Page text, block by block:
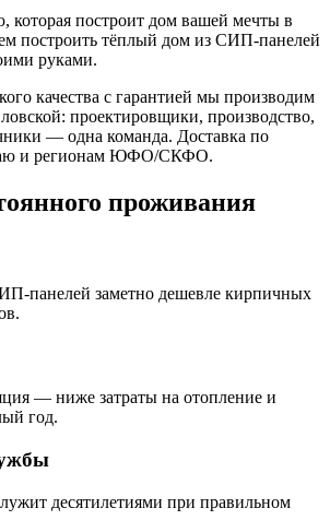
построит дом вашей мечты в
построить тёплый дом из СИП-панелей
руками.
качества с гарантией мы производим
проектировщики, производство,
— одна команда. Доставка по
и регионам ЮФО/СКФО.
проживания
панелей заметно дешевле кирпичных
— ниже затраты на отопление и
год.
десятилетиями при правильном